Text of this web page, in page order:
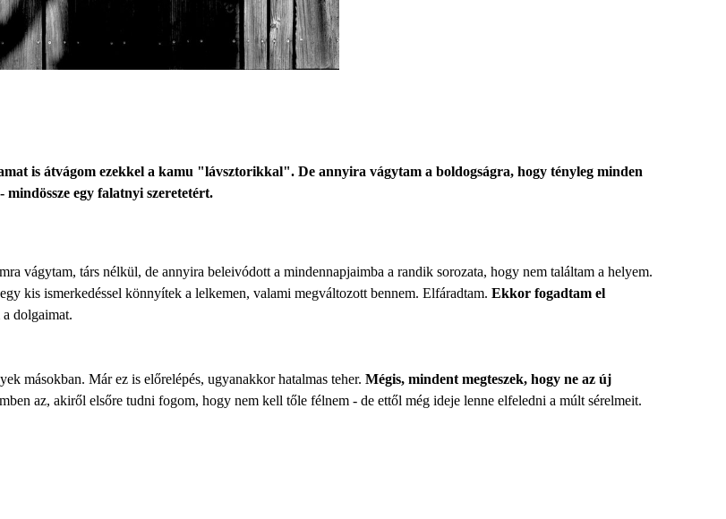
is átvágom ezekkel a kamu "lávsztorikkal". De annyira vágytam a boldogságra, hogy tényleg minden
egy falatnyi szeretetért.
vágytam, társ nélkül, de annyira beleivódott a mindennapjaimba a randik sorozata, hogy nem találtam a helyem.
kis ismerkedéssel könnyítek a lelkemen, valami megváltozott bennem. Elfáradtam. Ekkor fogadtam el
dolgaimat.
másokban. Már ez is előrelépés, ugyanakkor hatalmas teher. Mégis, mindent megteszek, hogy ne az új
az, akiről elsőre tudni fogom, hogy nem kell tőle félnem - de ettől még ideje lenne elfeledni a múlt sérelmeit.